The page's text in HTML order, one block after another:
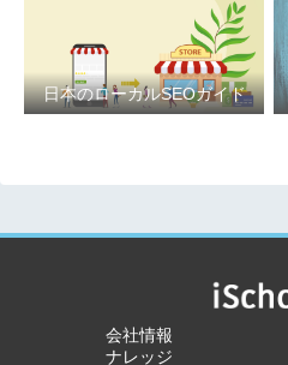
日本のローカルSEOガイド
会社情報
ナレッジ